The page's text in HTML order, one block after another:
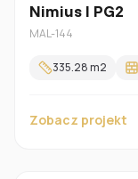
Z poddaszem
Nimius I PG2
MAL-144
335.28m2
Zobacz projekt